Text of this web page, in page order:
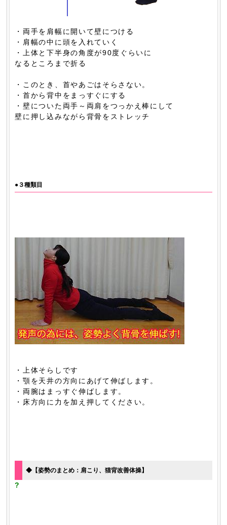
・両手を肩幅に開いて壁につける
・肩幅の中に頭を入れていく
・上体と下半身の角度が90度ぐらいに
なるところまで折る
・このとき、首やあごはそらさない。
・首から背中をまっすぐにする
・壁についた両手～両肩をつっかえ棒にして
壁に押し込みながら背骨をストレッチ
●３種類目
・上体そらしです
・顎を天井の方向にあげて伸ばします。
・両腕はまっすぐ伸ばします。
・床方向に力を加え押してください。
◆【姿勢のまとめ：肩こり、猫背改善体操】
?